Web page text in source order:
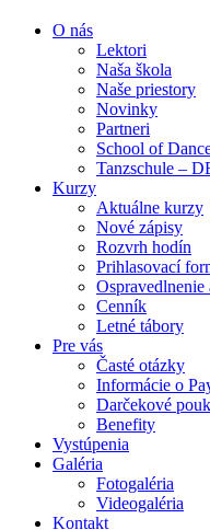
O nás
Lektori
Naša škola
Naše priestory
Novinky
Partneri
School of
Tanzschule –
Kurzy
Aktuálne kurzy
Nové zápisy
Rozvrh hodín
Prihlasovací
Ospravedlnenie
Cenník
Letné tábory
Pre vás
Časté otázky
Informácie o
Darčekové
Benefity
Vystúpenia
Galéria
Fotogaléria
Videogaléria
Kontakt